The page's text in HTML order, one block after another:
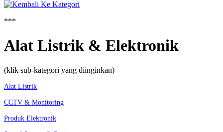
***
Alat Listrik & Elektronik
(klik sub-kategori yang diinginkan)
Alat Listrik
CCTV & Monitoring
Produk Elektronik